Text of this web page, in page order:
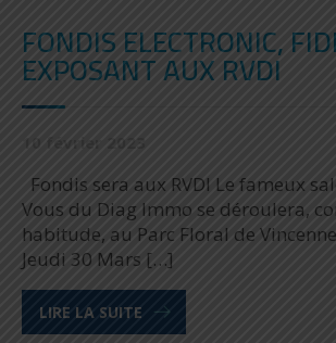
FONDIS ELECTRONIC,
EXPOSANT AUX RVDI
Fondis sera aux RVDI Le fameux
Vous du Diag Immo se déroulera,
habitude, au Parc Floral de
Jeudi 30 Mars […]
LIRE LA SUITE